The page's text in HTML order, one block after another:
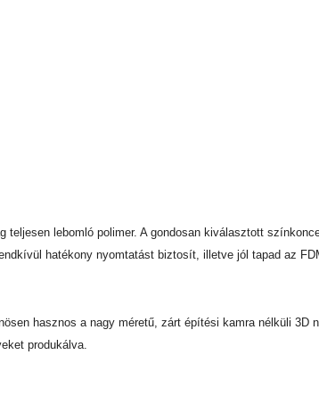
lebomló polimer. A gondosan kiválasztott
hatékony nyomtatást biztosít, illetve jól tapad az
hasznos a nagy méretű, zárt építési kamra nélküli 3D
produkálva.